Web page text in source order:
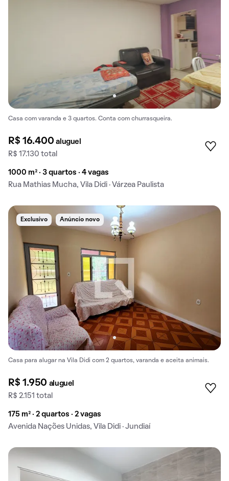
Casa com varanda e 3 quartos. Conta com churrasqueira.
R$ 16.400aluguel
R$ 17.130 total
1000 m² · 3 quartos · 4 vagas
Rua Mathias Mucha, Vila Didi · Várzea Paulista
Exclusivo Anúncio novo
Casa para alugar na Vila Didi com 2 quartos, varanda e aceita animais.
R$ 1.950 aluguel
R$ 2.151 total
175 m² · 2 quartos · 2 vagas
Avenida Nações Unidas, Vila Didi · Jundiaí